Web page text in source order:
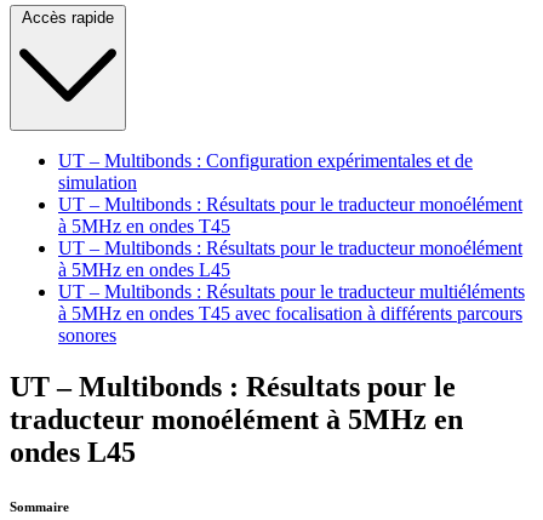
Accès rapide
UT – Multibonds : Configuration expérimentales et de
simulation
UT – Multibonds : Résultats pour le traducteur monoélément
à 5MHz en ondes T45
UT – Multibonds : Résultats pour le traducteur monoélément
à 5MHz en ondes L45
UT – Multibonds : Résultats pour le traducteur multiéléments
à 5MHz en ondes T45 avec focalisation à différents parcours
sonores
UT – Multibonds : Résultats pour le
traducteur monoélément à 5MHz en
ondes L45
Sommaire